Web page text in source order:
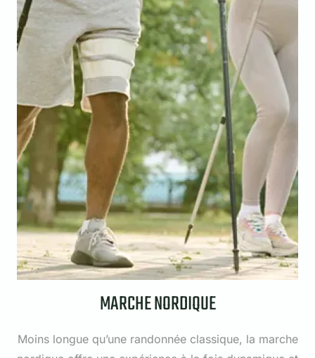
MARCHE NORDIQUE
Moins longue qu’une randonnée classique, la marche